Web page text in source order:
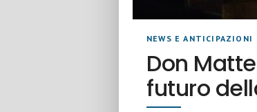
NEWS E ANTICIPAZIONI
Don
futuro